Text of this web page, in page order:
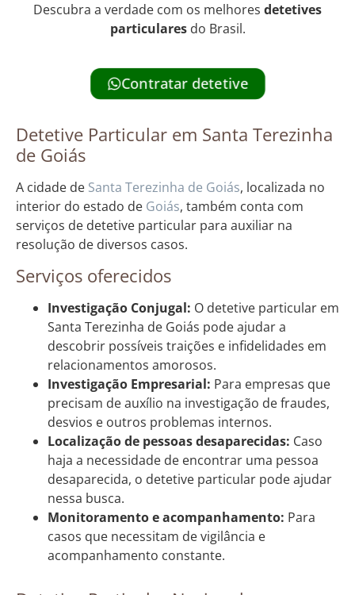
Descubra a verdade com os melhores detetives
particularesdo Brasil.
Contratar detetive
Detetive Particular em Santa Terezinha
de Goiás
A cidade de Santa Terezinha de Goiás, localizada no
interior do estado de Goiás, também conta com
serviços de detetive particular para auxiliar na
resolução de diversos casos.
Serviços oferecidos
Investigação Conjugal: O detetive particular em
Santa Terezinha de Goiás pode ajudar a
descobrir possíveis traições e infidelidades em
relacionamentos amorosos.
Investigação Empresarial: Para empresas que
precisam de auxílio na investigação de fraudes,
desvios e outros problemas internos.
Localização de pessoas desaparecidas: Caso
haja a necessidade de encontrar uma pessoa
desaparecida, o detetive particular pode ajudar
nessa busca.
Monitoramento e acompanhamento: Para
casos que necessitam de vigilância e
acompanhamento constante.